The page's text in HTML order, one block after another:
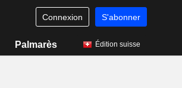
Connexion S'abonner
Palmarès Édition suisse